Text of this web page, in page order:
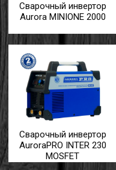
Сварочный инвертор
Aurora MINIONE 2000
Сварочный инвертор
AuroraPRO INTER 230
MOSFET